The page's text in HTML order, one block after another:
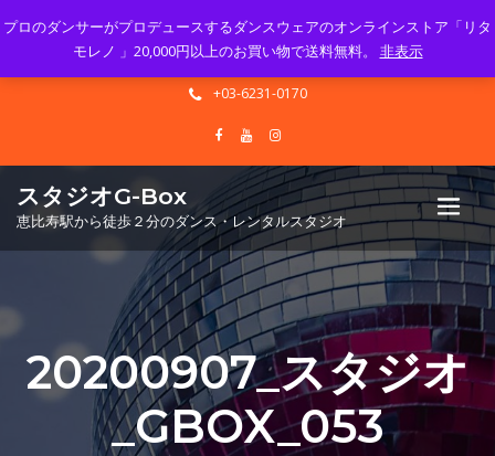
Mon - Sun 10.00 - 23.00
info@gbox-tango.com
+03-6231-0170
スタジオG-Box
恵比寿駅から徒歩２分のダンス・レンタルスタジオ
20200907_スタジオ
_GBOX_053
プロのダンサーがプロデュースするダンスウェアのオンラインストア「リタ
モレノ 」20,000円以上のお買い物で送料無料。 非表示